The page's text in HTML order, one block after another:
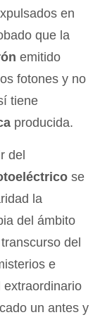
en
que la
emitido
fotones y no
tiene
producida.
del
se
la
del ámbito
del
e
extraordinario
un antes y